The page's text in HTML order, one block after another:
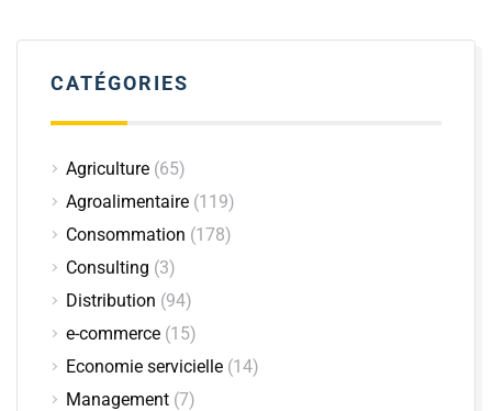
CATÉGORIES
Agriculture (65)
Agroalimentaire (119)
Consommation (178)
Consulting (3)
Distribution (94)
e-commerce (15)
Economie servicielle (14)
Management (7)